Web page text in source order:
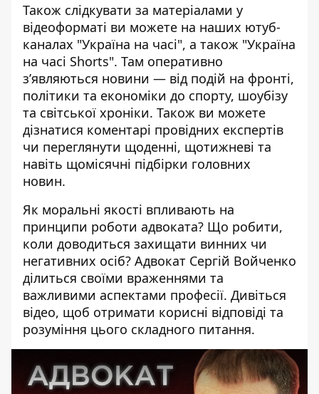
Також слідкувати за матеріалами у
відеоформаті ви можете на наших ютуб-
каналах "Україна на часі", а також "Україна
на часі Shorts". Там оперативно
зʼявляються новини — від подій на фронті,
політики та економіки до спорту, шоубізу
та світської хроніки. Також ви можете
дізнатися коментарі провідних експертів
чи переглянути щоденні, щотижневі та
навіть щомісячні підбірки головних
новин.
Як моральні якості впливають на
принципи роботи адвоката? Що робити,
коли доводиться захищати винних чи
негативних осіб? Адвокат Сергій Войченко
ділиться своїми враженнями та
важливими аспектами професії. Дивіться
відео, щоб отримати корисні відповіді та
розуміння цього складного питання.